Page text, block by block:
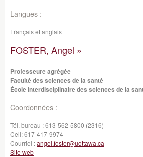
Langues :
Français et anglais
FOSTER, Angel »
Professeure agrégée
Faculté des sciences de la santé
École interdisciplinaire des sciences de la
Coordonnées :
Tél. bureau :613-562-5800 (2316)
Cell:617-417-9974
Courriel :angel.foster@uottawa.ca
Site web